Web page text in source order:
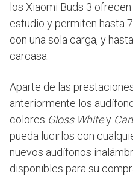
los Xiaomi Buds 3
estudio y permiten hasta
con una sola carga, y
carcasa.
Aparte de las
anteriormente los
colores Gloss Whitey
pueda lucirlos con
nuevos audífonos
disponibles para su